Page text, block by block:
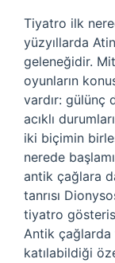
Tiyatro ilk
yüzyıllarda
geleneğidir.
oyunların
vardır: gülünç
acıklı
iki biçimin
nerede
antik çağlara
tanrısı
tiyatro
Antik çağlarda
katılabildiği